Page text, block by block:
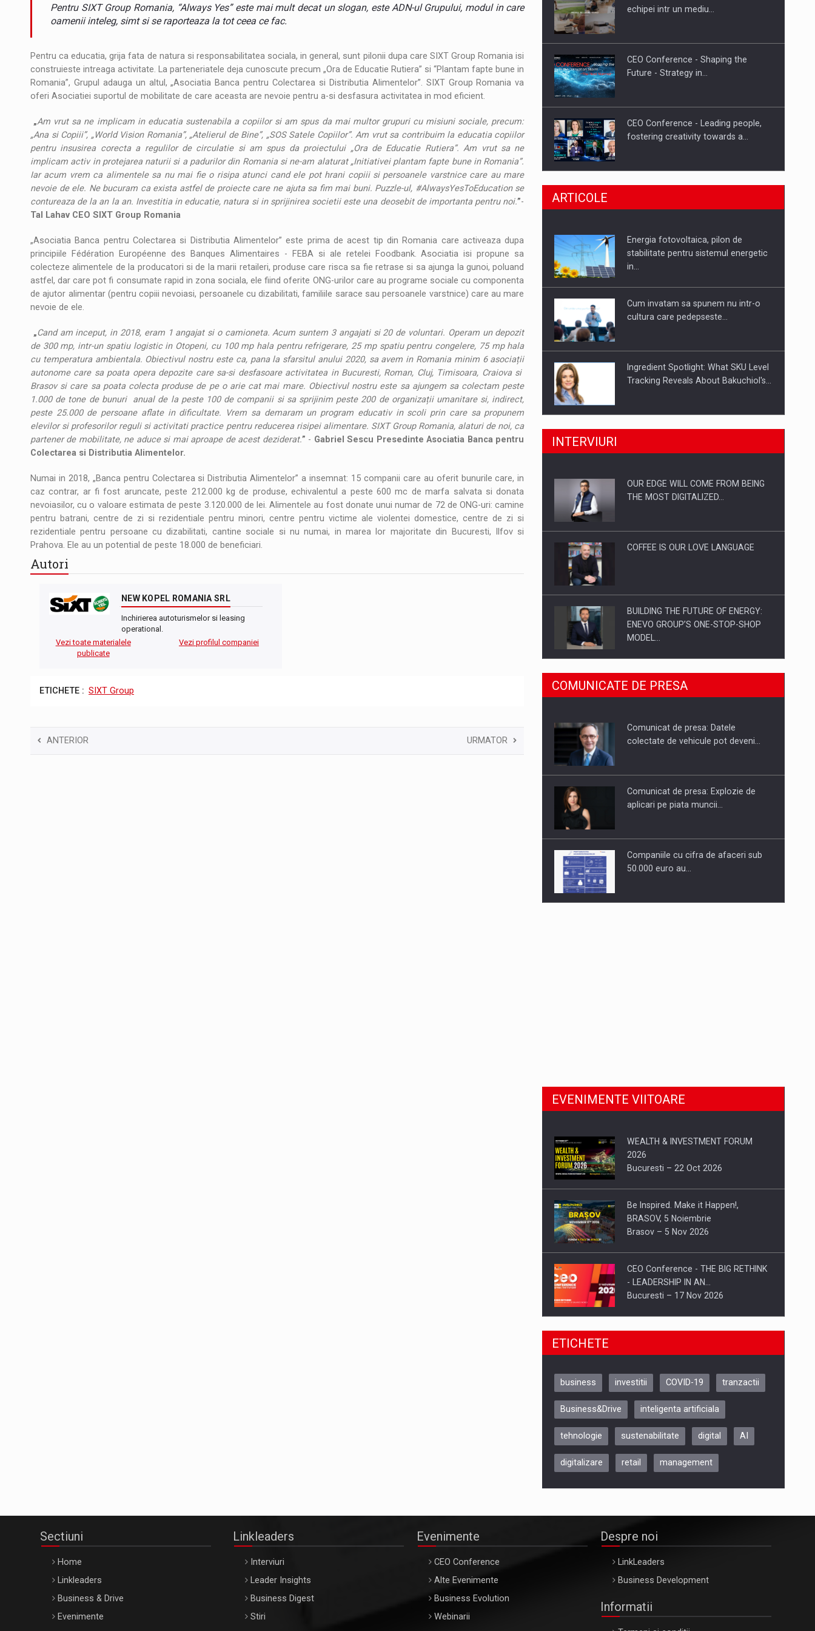
STIRI Noul Mercedes-Benz VLE este acum disponibil pentru comanda intr-o gama extinsa de variante atragatoare
ARTICOLE Proteinmaxxing and the Future of Protein Demand
Pentru SIXT Group Romania, “Always Yes” este mai mult decat un slogan, este ADN-ul Grupului, modul in care
oamenii inteleg, simt si se raporteaza la tot ceea ce fac.
Pentru ca educatia, grija fata de natura si responsabilitatea sociala, in general, sunt pilonii dupa care SIXT Group Romania isi
construieste intreaga activitate. La parteneriatele deja cunoscute precum „Ora de Educatie Rutiera” si “Plantam fapte bune in
Romania”, Grupul adauga un altul, „Asociatia Banca pentru Colectarea si Distributia Alimentelor”. SIXT Group Romania va
oferi Asociatiei suportul de mobilitate de care aceasta are nevoie pentru a-si desfasura activitatea in mod eficient.
„Am vrut sa ne implicam in educatia sustenabila a copiilor si am spus da mai multor grupuri cu misiuni sociale, precum:
„Ana si Copiii”, „World Vision Romania”, „Atelierul de Bine”, „SOS Satele Copiilor”. Am vrut sa contribuim la educatia copiilor
pentru insusirea corecta a regulilor de circulatie si am spus da proiectului „Ora de Educatie Rutiera”. Am vrut sa ne
implicam activ in protejarea naturii si a padurilor din Romania si ne-am alaturat „Initiativei plantam fapte bune in Romania”.
Iar acum vrem ca alimentele sa nu mai fie o risipa atunci cand ele pot hrani copiii si persoanele varstnice care au mare
nevoie de ele. Ne bucuram ca exista astfel de proiecte care ne ajuta sa fim mai buni. Puzzle-ul, #AlwaysYesToEducation se
contureaza de la an la an. Investitia in educatie, natura si in sprijinirea societii este una deosebit de importanta pentru noi.”-
Tal Lahav CEO SIXT Group Romania
„Asociatia Banca pentru Colectarea si Distributia Alimentelor” este prima de acest tip din Romania care activeaza dupa
principiile Fédération Européenne des Banques Alimentaires - FEBA si ale retelei Foodbank. Asociatia isi propune sa
colecteze alimentele de la producatori si de la marii retaileri, produse care risca sa fie retrase si sa ajunga la gunoi, poluand
astfel, dar care pot fi consumate rapid in zona sociala, ele fiind oferite ONG-urilor care au programe sociale cu componenta
de ajutor alimentar (pentru copiii nevoiasi, persoanele cu dizabilitati, familiile sarace sau persoanele varstnice) care au mare
nevoie de ele.
„Cand am inceput, in 2018, eram 1 angajat si o camioneta. Acum suntem 3 angajati si 20 de voluntari. Operam un depozit
de 300 mp, intr-un spatiu logistic in Otopeni, cu 100 mp hala pentru refrigerare, 25 mp spatiu pentru congelere, 75 mp hala
cu temperatura ambientala. Obiectivul nostru este ca, pana la sfarsitul anului 2020, sa avem in Romania minim 6 asociații
autonome care sa poata opera depozite care sa-si desfasoare activitatea in Bucuresti, Roman, Cluj, Timisoara, Craiova si
Brasov si care sa poata colecta produse de pe o arie cat mai mare. Obiectivul nostru este sa ajungem sa colectam peste
1.000 de tone de bunuri anual de la peste 100 de companii si sa sprijinim peste 200 de organizații umanitare si, indirect,
peste 25.000 de persoane aflate in dificultate. Vrem sa demaram un program educativ in scoli prin care sa propunem
elevilor si profesorilor reguli si activitati practice pentru reducerea risipei alimentare. SIXT Group Romania, alaturi de noi, ca
partener de mobilitate, ne aduce si mai aproape de acest deziderat.” - Gabriel Sescu Presedinte Asociatia Banca pentru
Colectarea si Distributia Alimentelor.
Numai in 2018, „Banca pentru Colectarea si Distributia Alimentelor” a insemnat: 15 companii care au oferit bunurile care, in
caz contrar, ar fi fost aruncate, peste 212.000 kg de produse, echivalentul a peste 600 mc de marfa salvata si donata
nevoiasilor, cu o valoare estimata de peste 3.120.000 de lei. Alimentele au fost donate unui numar de 72 de ONG-uri: camine
pentru batrani, centre de zi si rezidentiale pentru minori, centre pentru victime ale violentei domestice, centre de zi si
rezidentiale pentru persoane cu dizabilitati, cantine sociale si nu numai, in marea lor majoritate din Bucuresti, Ilfov si
Prahova. Ele au un potential de peste 18.000 de beneficiari.
Autori
NEW KOPEL ROMANIA SRL
Inchirierea autoturismelor si leasing
operational.
Vezi toate materialele
publicate
Vezi profilul companiei
ETICHETE : SIXT Group
ANTERIOR URMATOR
Hard Enduro Piatra Craiului 2026,
echipei intr un mediu…
CEO Conference - Shaping the
Future - Strategy in…
CEO Conference - Leading people,
fostering creativity towards a…
CEO Conference - Shaping The
Webinar - Business Evolution-
RETHINK STRATEGY-Finantare
ARTICOLE
Energia fotovoltaica, pilon de
stabilitate pentru sistemul energetic
in…
Cum invatam sa spunem nu intr-o
cultura care pedepseste…
Ingredient Spotlight: What SKU Level
Tracking Reveals About Bakuchiol's…
Producatorii si comerciantii care nu
Proteinmaxxing and the Future of
INTERVIURI
OUR EDGE WILL COME FROM BEING
THE MOST DIGITALIZED…
COFFEE IS OUR LOVE LANGUAGE
BUILDING THE FUTURE OF ENERGY:
ENEVO GROUP’S ONE-STOP-SHOP
MODEL…
ROOTED IN ROMANIA, BUILT TO
DELIVER TECHNOLOGY FOR THE…
PUTTING ROMANIAN CORPORATE
COMUNICATE DE PRESA
Comunicat de presa: Datele
colectate de vehicule pot deveni…
Comunicat de presa: Explozie de
aplicari pe piata muncii…
Companiile cu cifra de afaceri sub
50.000 euro au…
EVENIMENTE VIITOARE
WEALTH & INVESTMENT FORUM
2026
Bucuresti – 22 Oct 2026
Be Inspired. Make it Happen!,
BRASOV, 5 Noiembrie
Brasov – 5 Nov 2026
CEO Conference - THE BIG RETHINK
- LEADERSHIP IN AN…
Bucuresti – 17 Nov 2026
Be Inspired. Make it Happen!, CLUJ, 9
ARTEMIS LETO, ORADEA, 8
Oradea – 8 Oct 2026
ETICHETE
business investitii COVID-19 tranzactii
Business&Drive inteligenta artificiala
tehnologie sustenabilitate digital AI
digitalizare retail management
Sectiuni
Home
Linkleaders
Business & Drive
Evenimente
Linkleaders
Interviuri
Leader Insights
Business Digest
Stiri
Evenimente
CEO Conference
Alte Evenimente
Business Evolution
Webinarii
Despre noi
LinkLeaders
Business Development
Informatii